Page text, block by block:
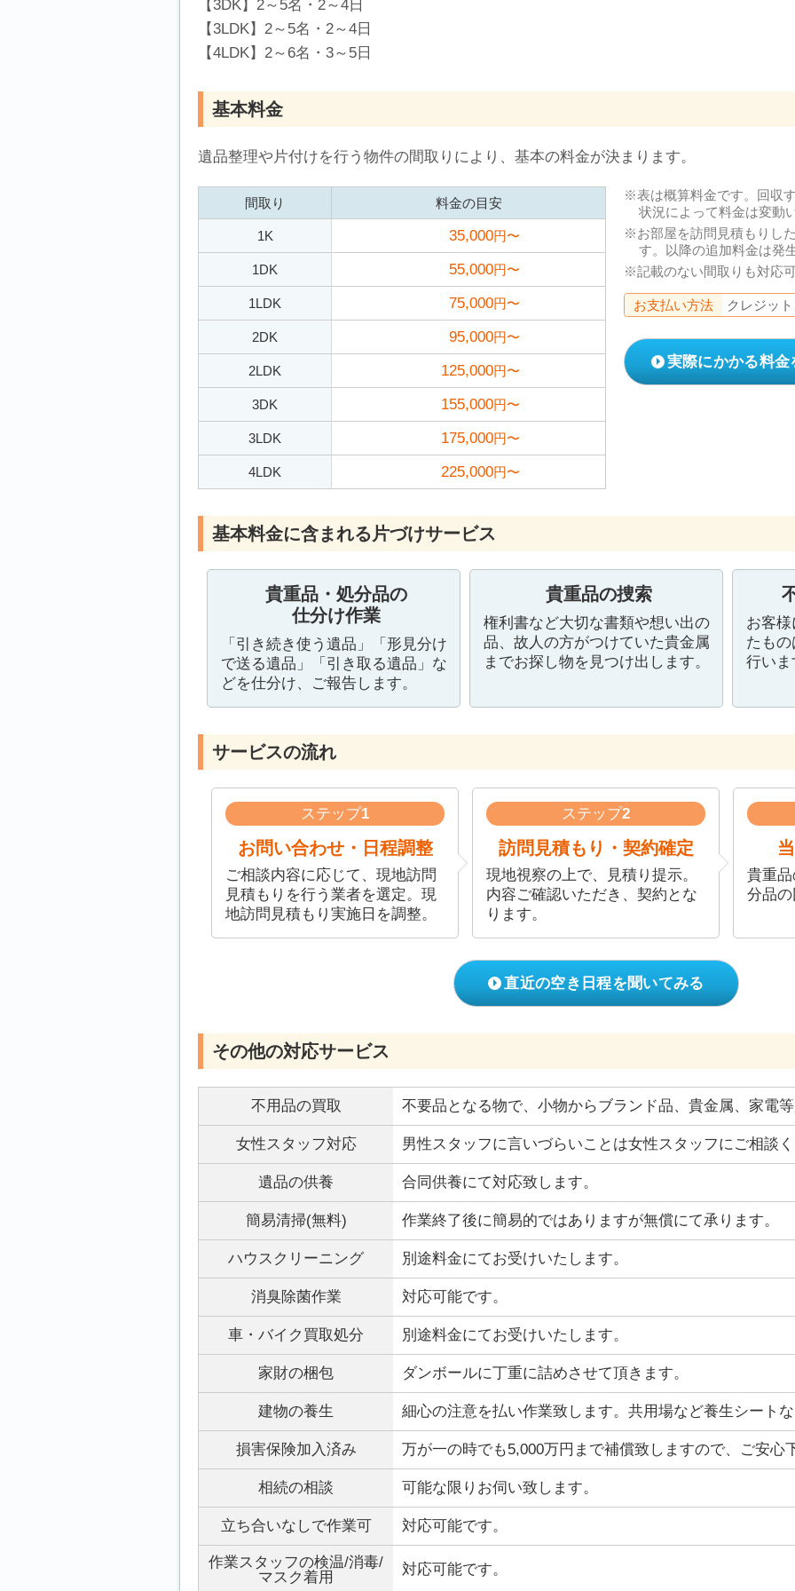
【3DK】2～5名・2～4日
【3LDK】2～5名・2～4日
【4LDK】2～6名・3～5日
基本料金
遺品整理や片付けを行う物件の間取りにより、基本の料金が決まります。
間取り 料金の目安
1K 35,000円〜
1DK 55,000円〜
1LDK 75,000円〜
2DK 95,000円〜
2LDK 125,000円〜
3DK 155,000円〜
3LDK 175,000円〜
4LDK 225,000円〜
表は概算料金です。回収
状況によって料金は変動
お部屋を訪問見積もりし
す。以降の追加料金は発
記載のない間取りも対応
お支払い方法 クレジッ
実際にかかる料金
基本料金に含まれる片づけサービス
貴重品・処分品の
仕分け作業
「引き続き使う遺品」「形見分け
で送る遺品」「引き取る遺品」な
どを仕分け、ご報告します。
貴重品の捜索
権利書など大切な書類や想い出の
品、故人の方がつけていた貴金属
までお探し物を見つけ出します。
お客
たも
行いま
サービスの流れ
ステップ1
お問い合わせ・日程調整
ご相談内容に応じて、現地訪問
見積もりを行う業者を選定。現
地訪問見積もり実施日を調整。
ステップ2
訪問見積もり・契約確定
現地視察の上で、見積り提示。
内容ご確認いただき、契約とな
ります。
貴重
分品
直近の空き日程を聞いてみる
その他の対応サービス
不用品の買取 不要品となる物で、小物からブランド品、貴金属、家電
女性スタッフ対応 男性スタッフに言いづらいことは女性スタッフにご相談
遺品の供養 合同供養にて対応致します。
簡易清掃(無料) 作業終了後に簡易的ではありますが無償にて承ります。
ハウスクリーニング 別途料金にてお受けいたします。
消臭除菌作業 対応可能です。
車・バイク買取処分 別途料金にてお受けいたします。
家財の梱包 ダンボールに丁重に詰めさせて頂きます。
建物の養生 細心の注意を払い作業致します。共用場など養生シート
損害保険加入済み 万が一の時でも5,000万円まで補償致しますので、ご安心
相続の相談 可能な限りお伺い致します。
立ち合いなしで作業可 対応可能です。
作業スタッフの検温/消毒/
マスク着用
対応可能です。